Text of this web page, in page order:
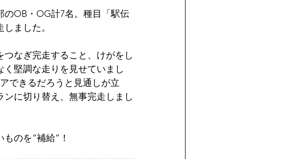
OB・OG計7名。種目「駅伝
ました。
なぎ完走すること、けがをし
堅調な走りを見せていまし
できるだろうと見通しが立
に切り替え、無事完走しまし
のを“補給”！